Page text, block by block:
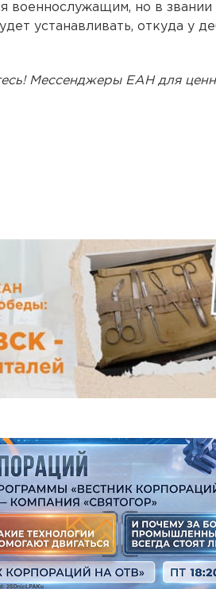
военнослужащим, но в
устанавливать, откуда у
Мессенджеры ЕАН для